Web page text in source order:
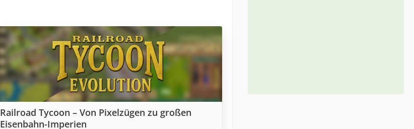
Railroad Tycoon – Von Pixelzügen zu großen
Eisenbahn-Imperien